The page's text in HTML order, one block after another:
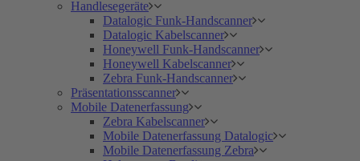
Handlesegeräte
Datalogic Funk-Handscanner
Datalogic Kabelscanner
Honeywell Funk-Handscanner
Honeywell Kabelscanner
Zebra Funk-Handscanner
Präsentationsscanner
Mobile Datenerfassung
Zebra Kabelscanner
Mobile Datenerfassung Datalogic
Mobile Datenerfassung Zebra